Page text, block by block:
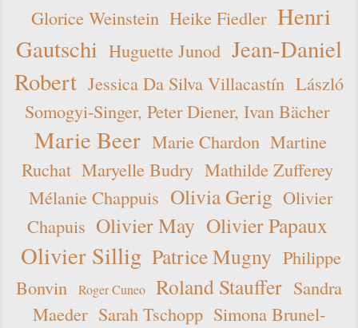
Glorice Weinstein Heike Fiedler Henri
Gautschi Huguette Junod Jean-Daniel
Robert Jessica Da Silva Villacastín László
Somogyi-Singer, Peter Diener, Ivan Bächer
Marie Beer Marie Chardon Martine
Ruchat Maryelle Budry Mathilde Zufferey
Mélanie Chappuis Olivia Gerig Olivier
Chapuis Olivier May Olivier Papaux
Olivier Sillig Patrice Mugny Philippe
Bonvin
Roger Cuneo Roland Stauffer Sandra
Maeder Sarah Tschopp Simona Brunel-